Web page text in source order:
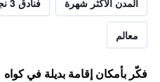
المدن الأكثر شهرة فنادق 3 نجمة
معالم
فكّر بأمكان إقامة بديلة في كواه